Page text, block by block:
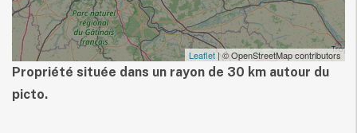
Leaflet | © OpenStreetMap contributors
Propriété située dans un rayon de 30 km autour du
picto.